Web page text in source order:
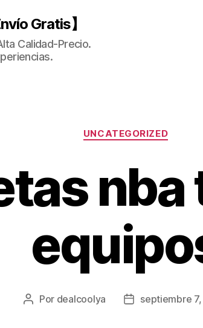
Gratis】
Calidad-Precio.
Categorías
UNCATEGORIZED
nba
Autor
Por dealcoolya
Fechaseptiembre